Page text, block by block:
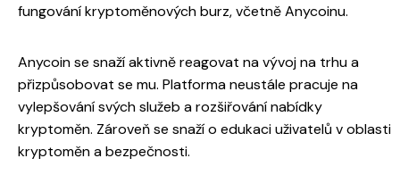
fungování kryptoměnových burz, včetně Anycoinu.
Anycoin se snaží aktivně reagovat na vývoj na trhu a
přizpůsobovat se mu. Platforma neustále pracuje na
vylepšování svých služeb a rozšiřování nabídky
kryptoměn. Zároveň se snaží o edukaci uživatelů v oblasti
kryptoměn a bezpečnosti.